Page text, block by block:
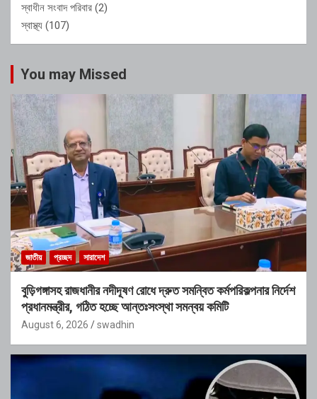
স্বাধীন সংবাদ পরিবার (2)
স্বাস্থ্য (107)
You may Missed
জাতীয় প্রচ্ছদ সারাদেশ
বুড়িগঙ্গাসহ রাজধানীর নদীদূষণ রোধে দ্রুত সমন্বিত কর্মপরিকল্পনার নির্দেশ
প্রধানমন্ত্রীর, গঠিত হচ্ছে আন্তঃসংস্থা সমন্বয় কমিটি
August 6, 2026 swadhin